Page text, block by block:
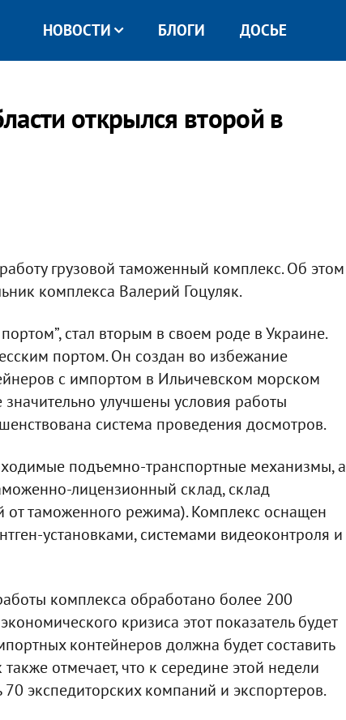
НОВОСТИ БЛОГИ ДОСЬЕ
открылся второй в
грузовой таможенный комплекс. Об этом
комплекса Валерий Гоцуляк.
стал вторым в своем роде в Украине.
портом. Он создан во избежание
с импортом в Ильичевском морском
улучшены условия работы
система проведения досмотров.
подъемно-транспортные механизмы, а
лицензионный склад, склад
таможенного режима). Комплекс оснащен
установками, системами видеоконтроля и
комплекса обработано более 200
кризиса этот показатель будет
контейнеров должна будет составить
отмечает, что к середине этой недели
экспедиторских компаний и экспортеров.